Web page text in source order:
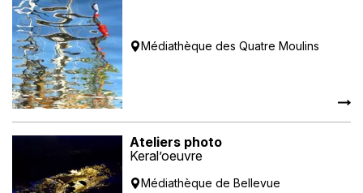
Médiathèque des Quatre Moulins
Ateliers photo
Keral’oeuvre
Médiathèque de Bellevue